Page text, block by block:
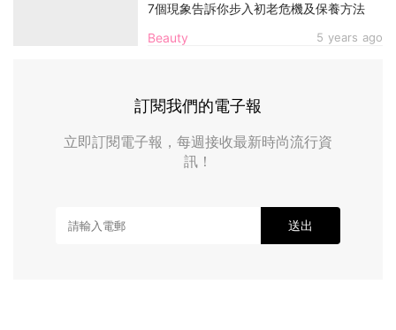
Beauty 5 years ago
7個現象告訴你步入初老危機及保養方法
訂閱我們的電子報
立即訂閱電子報，每週接收最新時尚流行資
訊！
送出